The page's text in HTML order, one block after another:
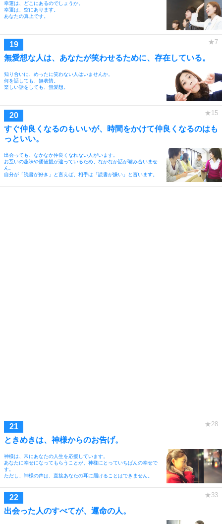
幸運は、どこにあるのでしょうか。
幸運は、空にあります。
あなたの真上です。
無愛想な人は、あなたが笑わせるために、存在している。
知り合いに、めったに笑わない人はいませんか。
何を話しても、無表情。
楽しい話をしても、無愛想。
すぐ仲良くなるのもいいが、時間をかけて仲良くなるのはも
っといい。
出会っても、なかなか仲良くなれない人がいます。
お互いの趣味や価値観が違っているため、なかなか話が噛み合いませ
ん。
自分が「読書が好き」と言えば、相手は「読書が嫌い」と言います。
ときめきは、神様からのお告げ。
神様は、常にあなたの人生を応援しています。
あなたに幸せになってもらうことが、神様にとっていちばんの幸せで
す。
ただし、神様の声は、直接あなたの耳に届けることはできません。
出会った人のすべてが、運命の人。